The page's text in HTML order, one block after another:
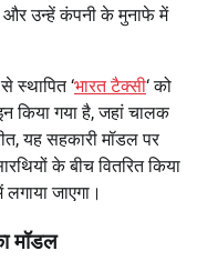
और उन्हें कंपनी के मुनाफे में
स्थापित ‘भारत टैक्सी‘ को
किया गया है, जहां चालक
यह सहकारी मॉडल पर
के बीच वितरित किया
जाएगा।
मॉडल